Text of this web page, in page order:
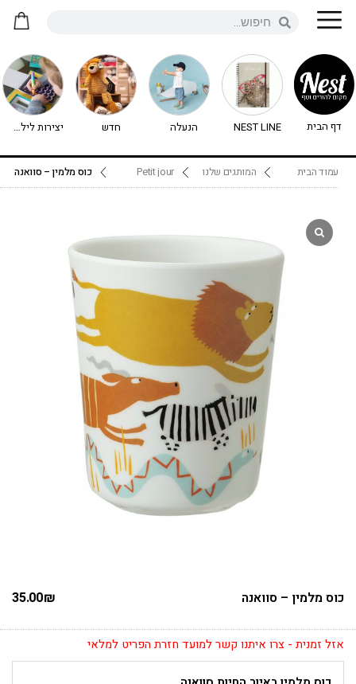
דף הבית NEST LINE הנעלה חדש יצירות לילדים - יצירה לילדים
עמוד הבית המותגים שלנו Petit jour כוס מלמין – סוואנה
כוס מלמין – סוואנה 35.00₪
אזל זמנית - צרו איתנו קשר למועד חזרת הפריט למלאי